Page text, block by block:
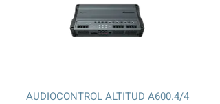
AUDIOCONTROL ALTITUD A600.4/4